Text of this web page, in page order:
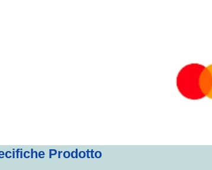
Prodotto